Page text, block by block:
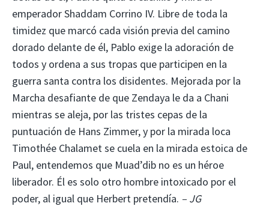
emperador Shaddam Corrino IV. Libre de toda la
timidez que marcó cada visión previa del camino
dorado delante de él, Pablo exige la adoración de
todos y ordena a sus tropas que participen en la
guerra santa contra los disidentes. Mejorada por la
Marcha desafiante de que Zendaya le da a Chani
mientras se aleja, por las tristes cepas de la
puntuación de Hans Zimmer, y por la mirada loca
Timothée Chalamet se cuela en la mirada estoica de
Paul, entendemos que Muad’dib no es un héroe
liberador. Él es solo otro hombre intoxicado por el
poder, al igual que Herbert pretendía. – JG